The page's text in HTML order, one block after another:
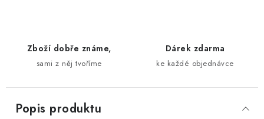
Zboží dobře známe,
sami z něj tvoříme
Dárek zdarma
ke každé objednávce
Popis produktu